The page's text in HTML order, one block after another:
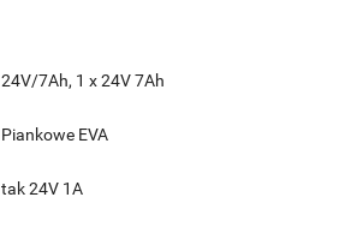
24V/7Ah, 1 x 24V 7Ah
Piankowe EVA
tak 24V 1A